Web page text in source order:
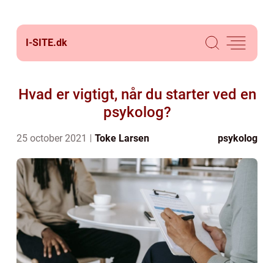
I-SITE.dk
Hvad er vigtigt, når du starter ved en
psykolog?
25 october 2021 Toke Larsen psykolog